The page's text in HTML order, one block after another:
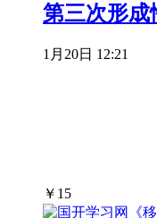
第三次形成
1月20日 12:21
￥ 15